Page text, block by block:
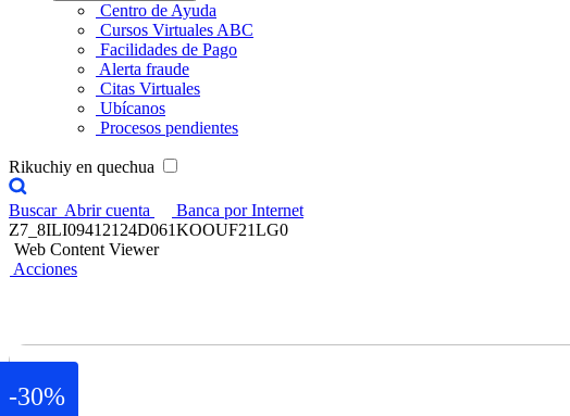
Centro de Ayuda
Cursos Virtuales ABC
Facilidades de Pago
Alerta fraude
Citas Virtuales
Ubícanos
Procesos pendientes
Rikuchiy en quechua
Buscar Abrir cuenta
Banca por Internet
Z7_8ILI09412124D061KOOUF21LG0
Web Content Viewer
Acciones
-30%